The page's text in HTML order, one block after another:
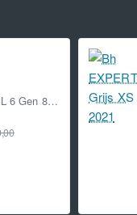
TREK Madone SL 6 Gen 8 CRIMSON L L 2025